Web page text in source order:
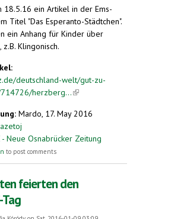
18.5.16 ein Artikel in der Ems-
Titel "Das Esperanto-Städtchen".
ein Anhang für Kinder über
z.B. Klingonisch.
deutschland-welt/gut-zu-
herzberg...(link is
Mardo, 17. May 2016
- Neue Osnabrücker Zeitung
die Kunstsprache normal ist - Herzberg
to post comments
feierten den